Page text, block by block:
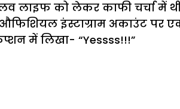
लव लाइफ को लेकर काफी चर्चा
औफिशियल इंस्टाग्राम अकाउंट
में लिखा- “Yessss!!!”